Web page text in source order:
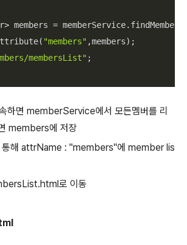
members =
"members" ,members);
membersList" ;
하면 memberService에서 모든멤버를 리
members에 저장
해 attrName : "members"에 member lis
로 이동